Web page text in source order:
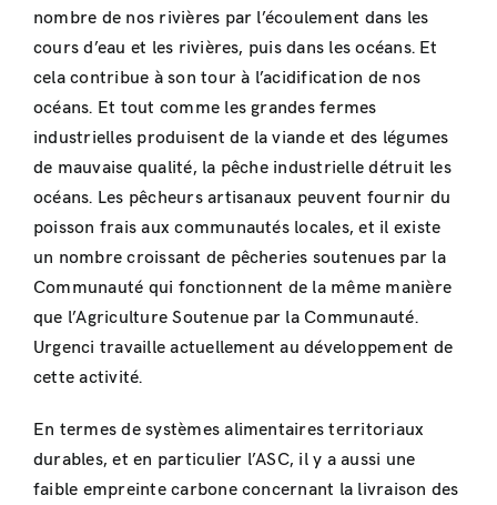
nombre de nos rivières par l’écoulement dans les
cours d’eau et les rivières, puis dans les océans. Et
cela contribue à son tour à l’acidification de nos
océans. Et tout comme les grandes fermes
industrielles produisent de la viande et des légumes
de mauvaise qualité, la pêche industrielle détruit les
océans. Les pêcheurs artisanaux peuvent fournir du
poisson frais aux communautés locales, et il existe
un nombre croissant de pêcheries soutenues par la
Communauté qui fonctionnent de la même manière
que l’Agriculture Soutenue par la Communauté.
Urgenci travaille actuellement au développement de
cette activité.
En termes de systèmes alimentaires territoriaux
durables, et en particulier l’ASC, il y a aussi une
faible empreinte carbone concernant la livraison des